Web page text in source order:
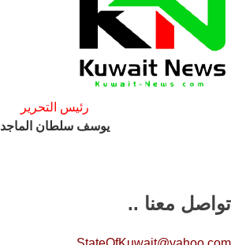
رئيس التحرير
يوسف سلطان الماجد
تواصل معنا ..